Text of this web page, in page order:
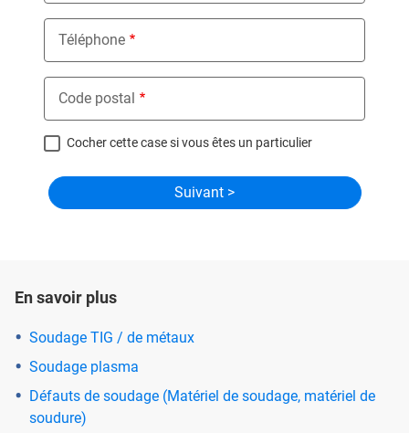
Téléphone
Code postal
Cocher cette case si vous êtes un particulier
En savoir plus
Soudage TIG / de métaux
Soudage plasma
Défauts de soudage (Matériel de soudage, matériel de
soudure)